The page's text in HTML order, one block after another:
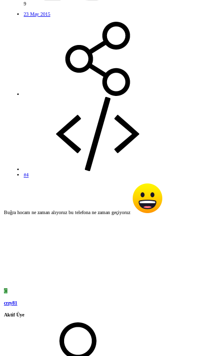
9
23 May 2015
#4
Buğra hocam ne zaman alıyoruz bu telefona ne zaman geçiyoruz
C
crzy81
Aktif Üye